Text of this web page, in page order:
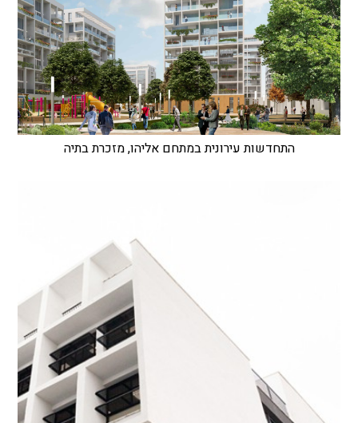
התחדשות עירונית במתחם אליהו, מזכרת בתיה